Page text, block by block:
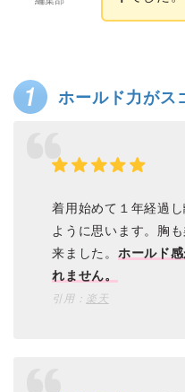
ホールド力がス
着用始めて１年経過
ように思います。胸
来ました。 ホールド
れません。
引用： 楽天